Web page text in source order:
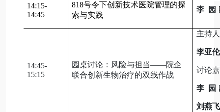
14:15-
14:45
818号令下创新技术医院管理的探
索与实践
李 园
14:45-
15:15
园桌讨论：风险与担当——院企
联合创新生物治疗的双线作战
主持
李亚伦
讨论
李 园
刘燕飞